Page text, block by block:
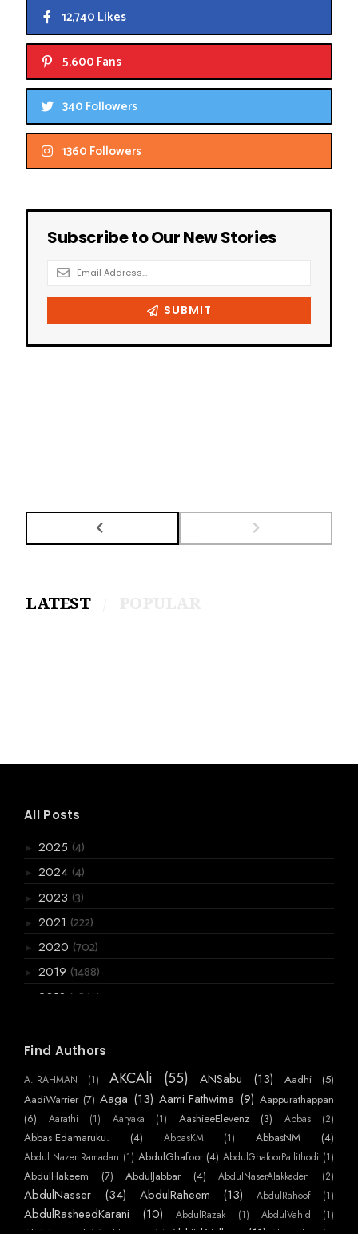
12,740 Likes
5,600 Fans
340 Followers
1360 Followers
LATEST
All Posts
► 2025 (4)
► 2024 (4)
► 2023 (3)
► 2021 (222)
► 2020 (702)
► 2019 (1488)
2018 (3867)
► November
(199)
► September(361)
►August(275)
► July(357)
June
►May(556)
▼April(259)
Find Authors
A. RAHMAN (1) AKCAli (55) ANSabu (13) Aadhi
(5)
AadiWarrier (7) Aaga (13) Aami Fathwima (9) Aappurathappan
(6)
Aarathi (1) Aaryaka (1) AashieeElevenz (3) Abbas (2)
Abbas Edamaruku. (4) AbbasKM (1) AbbasNM (4)
Abdul Nazer Ramadan (1) AbdulGhafoor (4) AbdulGhafoorPallithodi (1)
AbdulHakeem (7) AbdulJabbar (4) AbdulNaserAlakkaden (2)
AbdulNasser (34) AbdulRaheem (13) AbdulRahoof (1)
AbdulRasheedKarani (10) AbdulRazak (1) AbdulVahid (1)